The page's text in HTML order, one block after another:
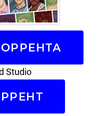
Studio